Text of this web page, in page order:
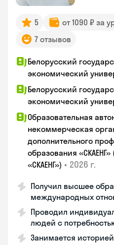
5 от 1090 ₽ за
7 отзывов
Белорусский
экономический
Белорусский
экономический
Образовательная
некоммерческая
дополнительного
образования «СКАЕНГ»
«СКАЕНГ») • 2026 г.
Получил высшее
международных
Проводил
людей с
Занимается